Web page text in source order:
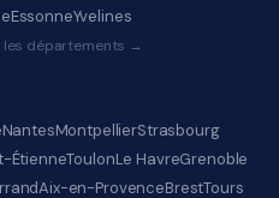
EssonneYvelines
les départements →
NantesMontpellierStrasbourg
ÉtienneToulonLe HavreGrenoble
Aix-en-ProvenceBrestTours